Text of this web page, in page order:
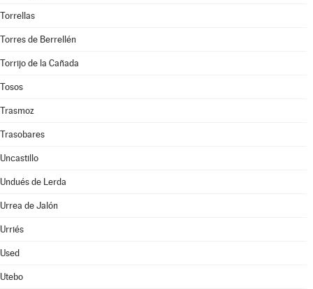
Torrellas
Torres de Berrellén
Torrijo de la Cañada
Tosos
Trasmoz
Trasobares
Uncastillo
Undués de Lerda
Urrea de Jalón
Urriés
Used
Utebo